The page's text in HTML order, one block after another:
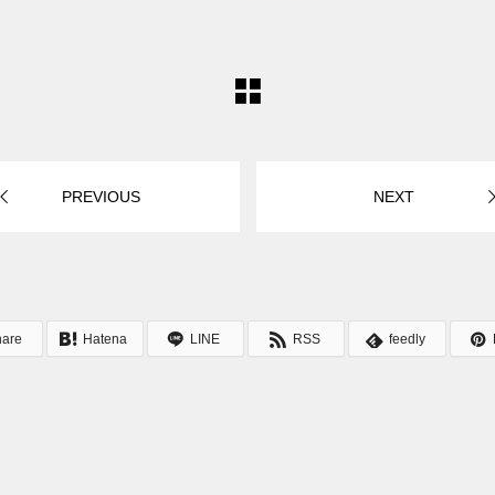
PREVIOUS NEXT
Hatena LINE RSS feedly